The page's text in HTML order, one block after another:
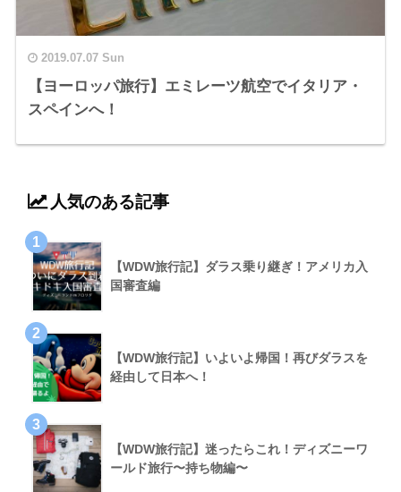
2019.07.07 Sun
【ヨーロッパ旅行】エミレーツ航空でイタリア・
スペインへ！
人気のある記事
1
【WDW旅行記】ダラス乗り継ぎ！アメリカ入
国審査編
2
【WDW旅行記】いよいよ帰国！再びダラスを
経由して日本へ！
3
【WDW旅行記】迷ったらこれ！ディズニーワ
ールド旅行〜持ち物編〜